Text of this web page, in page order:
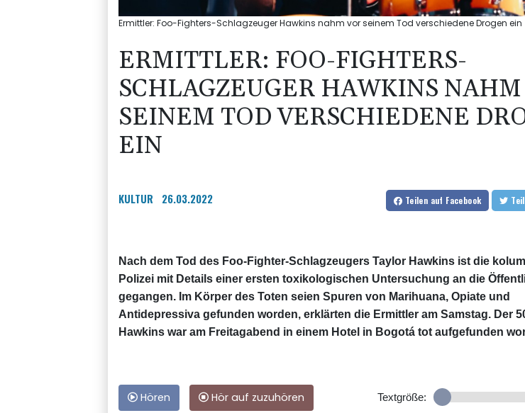
Ermittler: Foo-Fighters-Schlagzeuger Hawkins nahm vor seinem Tod verschiedene Drogen ein
ERMITTLER: FOO-FIGHTERS-
SCHLAGZEUGER HAWKINS
SEINEM TOD VERSCHIEDENE
EIN
KULTUR 26.03.2022 Teilen auf Facebook
Nach dem Tod des Foo-Fighter-Schlagzeugers Taylor Hawkins ist die
Polizei mit Details einer ersten toxikologischen Untersuchung an die
gegangen. Im Körper des Toten seien Spuren von Marihuana, Opiate und
Antidepressiva gefunden worden, erklärten die Ermittler am Samstag. Der
Hawkins war am Freitagabend in einem Hotel in Bogotá tot aufgefunden
Hören Hör auf zuzuhören Textgröße: